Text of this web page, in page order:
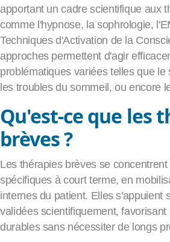
apportant un cadre scientifique aux
comme l'hypnose, la sophrologie,
Techniques d'Activation de la
approches permettent d'agir
problématiques variées telles que le
les troubles du sommeil, ou encore
Qu'est-ce que les
brèves ?
Les thérapies brèves se
spécifiques à court terme, en
internes du patient. Elles s'appuient
validées scientifiquement,
durables sans nécessiter de longs